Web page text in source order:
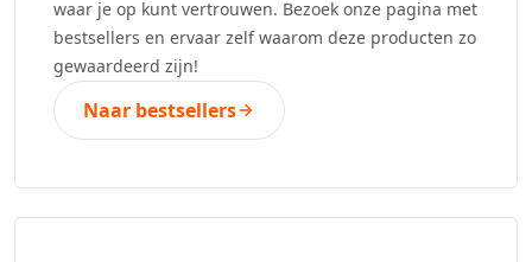
waar je op kunt vertrouwen. Bezoek onze pagina met
bestsellers en ervaar zelf waarom deze producten zo
gewaardeerd zijn!
Naar bestsellers